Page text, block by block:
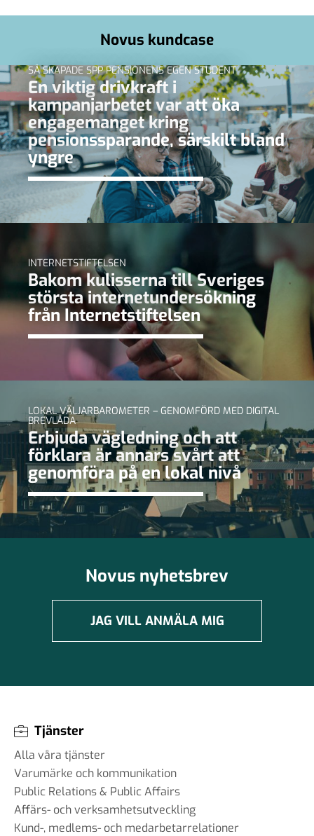
Novus kundcase
SÅ SKAPADE SPP PENSIONENS EGEN STUDENT
En viktig drivkraft i
kampanjarbetet var att öka
engagemanget kring
pensionssparande, särskilt bland
yngre
INTERNETSTIFTELSEN
Bakom kulisserna till Sveriges
största internetundersökning
från Internetstiftelsen
LOKAL VÄLJARBAROMETER – GENOMFÖRD MED DIGITAL
BREVLÅDA
Erbjuda vägledning och att
förklara är annars svårt att
genomföra på en lokal nivå
Novus nyhetsbrev
JAG VILL ANMÄLA MIG
Tjänster
Alla våra tjänster
Varumärke och kommunikation
Public Relations & Public Affairs
Affärs- och verksamhetsutveckling
Kund-, medlems- och medarbetarrelationer